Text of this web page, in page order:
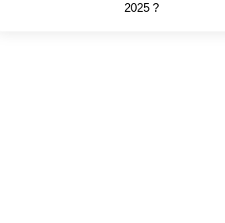
2025 ?